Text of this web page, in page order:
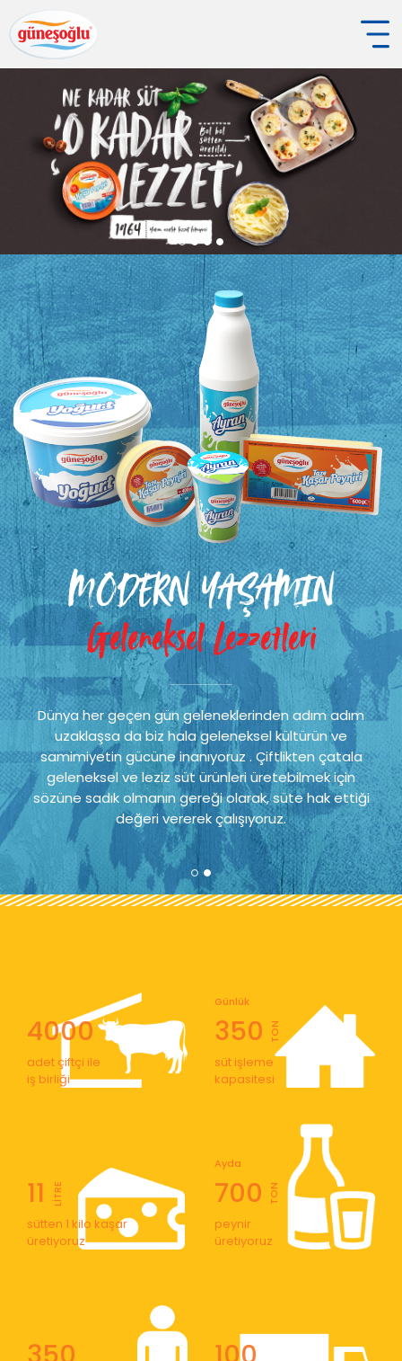
MODERN YAŞAMIN
Geleneksel Lezzetleri
Dünya her geçen gün geleneklerinden adım adım
uzaklaşsa da biz hala geleneksel kültürün ve
samimiyetin gücüne inanıyoruz . Çiftlikten çatala
geleneksel ve leziz süt ürünleri üretebilmek için
sözüne sadık olmanın gereği olarak, süte hak ettiği
değeri vererek çalışıyoruz.
4000
adet çiftçi ile
iş birliği
350
Günlük
TON
süt işleme
kapasitesi
11 LİTRE
sütten 1 kilo kaşar
üretiyoruz
700
Ayda
TON
peynir
üretiyoruz